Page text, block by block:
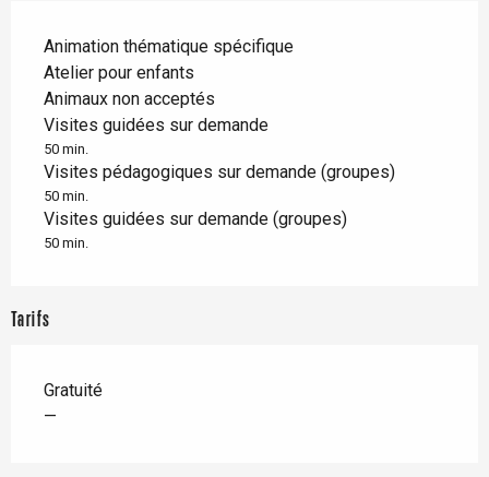
Animation thématique spécifique
Atelier pour enfants
Animaux non acceptés
Visites guidées sur demande
50 min.
Visites pédagogiques sur demande (groupes)
50 min.
Visites guidées sur demande (groupes)
50 min.
Tarifs
Gratuité
—